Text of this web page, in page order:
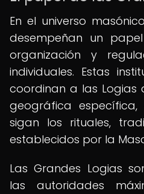
En el universo
desempeñan un
organización y
individuales. Estas
coordinan a las Logias
geográfica
sigan los rituales,
establecidos por la
Las Grandes Logias
las autoridades